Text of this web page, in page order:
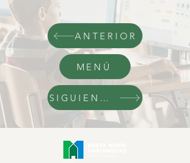
ANTERIOR
MENÚ
SIGUIENTE